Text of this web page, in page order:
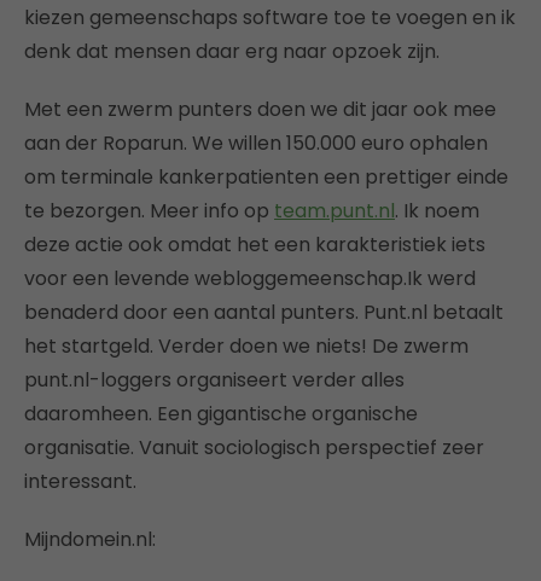
kiezen gemeenschaps software toe te voegen en ik
denk dat mensen daar erg naar opzoek zijn.
Met een zwerm punters doen we dit jaar ook mee
aan der Roparun. We willen 150.000 euro ophalen
om terminale kankerpatienten een prettiger einde
te bezorgen. Meer info op team.punt.nl. Ik noem
deze actie ook omdat het een karakteristiek iets
voor een levende webloggemeenschap.Ik werd
benaderd door een aantal punters. Punt.nl betaalt
het startgeld. Verder doen we niets! De zwerm
punt.nl-loggers organiseert verder alles
daaromheen. Een gigantische organische
organisatie. Vanuit sociologisch perspectief zeer
interessant.
Mijndomein.nl: